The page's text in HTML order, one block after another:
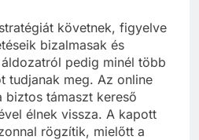
követnek, figyelve
bizalmasak és
pedig minél több
tudjanak meg. Az online
biztos támaszt kereső
élnek vissza. A kapott
rögzítik, mielőtt a